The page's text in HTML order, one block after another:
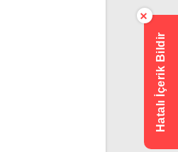
Hatalı İçerik Bildir
×